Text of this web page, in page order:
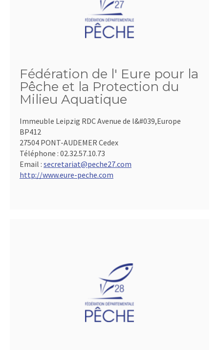
Fédération de l' Eure pour la
Pêche et la Protection du
Milieu Aquatique
Immeuble Leipzig RDC Avenue de l&#039,Europe
BP412
27504 PONT-AUDEMER Cedex
Téléphone : 02.32.57.10.73
Email : secretariat@peche27.com
http://www.eure-peche.com